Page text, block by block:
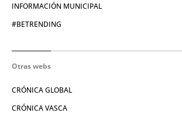
INFORMACIÓN MUNICIPAL
#BETRENDING
Otras webs
CRÓNICA GLOBAL
CRÓNICA VASCA